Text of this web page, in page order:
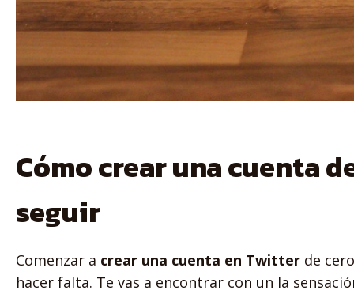
Cómo crear una cuenta
seguir
Comenzar a crear una cuenta en Twitter de
hacer falta. Te vas a encontrar con un la